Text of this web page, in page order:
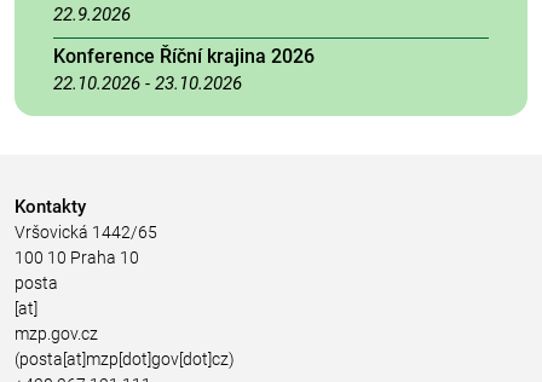
22.9.2026
Konference Říční krajina 2026
22.10.2026 - 23.10.2026
Kontakty
Vršovická 1442/65
100 10 Praha 10
posta
[at]
mzp.gov.cz
(posta[at]mzp[dot]gov[dot]cz)